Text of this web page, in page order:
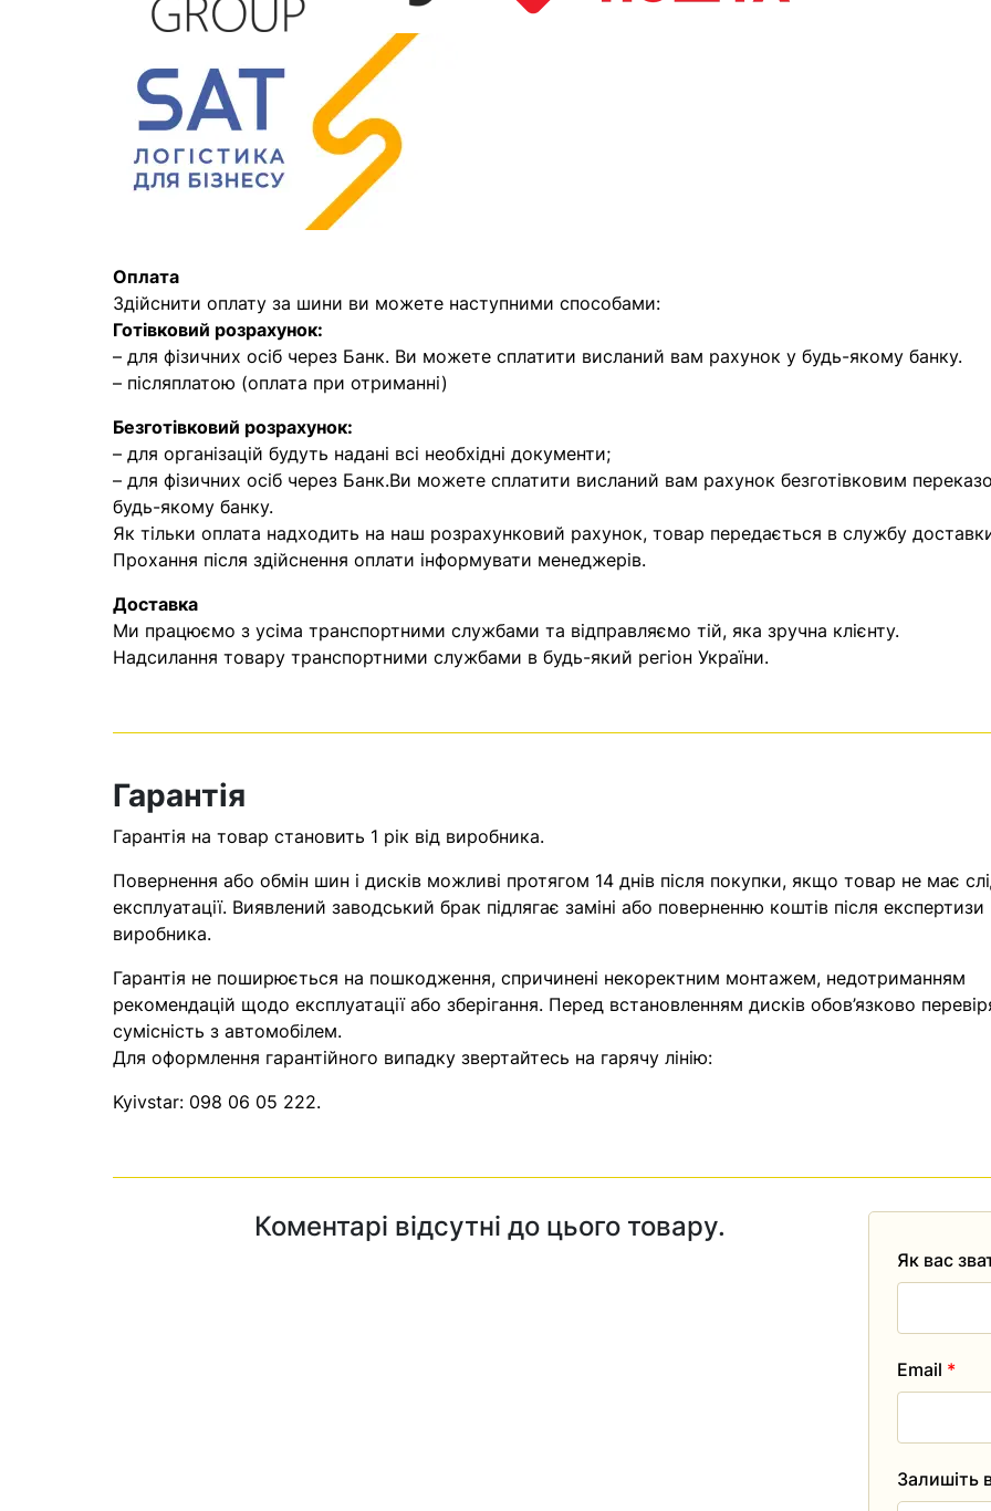
Оплата
Здійснити оплату за шини ви можете наступними способами:
Готівковий розрахунок:
– для фізичних осіб через Банк. Ви можете сплатити висланий вам рахунок у будь-якому банку.
– післяплатою (оплата при отриманні)
Безготівковий розрахунок:
– для організацій будуть надані всі необхідні документи;
– для фізичних осіб через Банк.Ви можете сплатити висланий вам рахунок безготівковим
будь-якому банку.
Як тільки оплата надходить на наш розрахунковий рахунок, товар передається в службу
Прохання після здійснення оплати інформувати менеджерів.
Доставка
Ми працюємо з усіма транспортними службами та відправляємо тій, яка зручна клієнту.
Надсилання товару транспортними службами в будь-який регіон України.
Гарантія
Гарантія на товар становить 1 рік від виробника.
Повернення або обмін шин і дисків можливі протягом 14 днів після покупки, якщо товар не має
експлуатації. Виявлений заводський брак підлягає заміні або поверненню коштів після експертизи
виробника.
Гарантія не поширюється на пошкодження, спричинені некоректним монтажем, недотриманням
рекомендацій щодо експлуатації або зберігання. Перед встановленням дисків обов’язково
сумісність з автомобілем.
Для оформлення гарантійного випадку звертайтесь на гарячу лінію:
Kyivstar: 098 06 05 222.
Коментарі відсутні до цього товару.
Залишіть
Як вас
Email *